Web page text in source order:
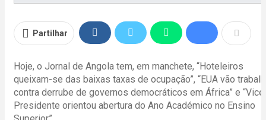
Partilhar
Hoje, o Jornal de Angola tem, em manchete, “Hoteleiros
queixam-se das baixas taxas de ocupação”, “EUA vão
contra derrube de governos democráticos em África” e
Presidente orientou abertura do Ano Académico no Ensino